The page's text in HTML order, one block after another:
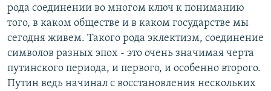
рода соединении во многом ключ к пониманию
того, в каком обществе и в каком государстве мы
сегодня живем. Такого рода эклектизм, соединение
символов разных эпох - это очень значимая черта
путинского периода, и первого, и особенно второго.
Путин ведь начинал с восстановления нескольких